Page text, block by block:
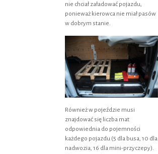
nie chciał załadować pojazdu,
ponieważ kierowca nie miał pasów
w dobrym stanie.
Również w pojeździe musi
znajdować się liczba mat
odpowiednia do pojemności
każdego pojazdu (5 dla busa, 10 dla
nadwozia, 16 dla mini-przyczepy).